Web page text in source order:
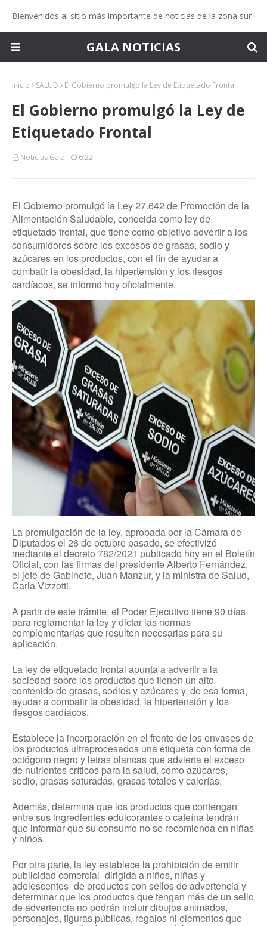
Bienvenidos al sitio más importante de noticias de la zona sur
GALA NOTICIAS
Inicio SALUD El Gobierno promulgó la Ley de Etiquetado Frontal
El Gobierno promulgó la Ley de
Etiquetado Frontal
Noticias Gala 6:22
El Gobierno promulgó la Ley 27.642 de Promoción de la
Alimentación Saludable, conocida como ley de
etiquetado frontal, que tiene como objetivo advertir a los
consumidores sobre los excesos de grasas, sodio y
azúcares en los productos, con el fin de ayudar a
combatir la obesidad, la hipertensión y los riesgos
cardíacos, se informó hoy oficialmente.
La promulgación de la ley, aprobada por la Cámara de
Diputados el 26 de octubre pasado, se efectivizó
mediante el decreto 782/2021 publicado hoy en el Boletín
Oficial, con las firmas del presidente Alberto Fernández,
el jefe de Gabinete, Juan Manzur, y la ministra de Salud,
Carla Vizzotti.
A partir de este trámite, el Poder Ejecutivo tiene 90 días
para reglamentar la ley y dictar las normas
complementarias que resulten necesarias para su
aplicación.
La ley de etiquetado frontal apunta a advertir a la
sociedad sobre los productos que tienen un alto
contenido de grasas, sodios y azúcares y, de esa forma,
ayudar a combatir la obesidad, la hipertensión y los
riesgos cardíacos.
Establece la incorporación en el frente de los envases de
los productos ultraprocesados una etiqueta con forma de
octógono negro y letras blancas que advierta el exceso
de nutrientes críticos para la salud, como azúcares,
sodio, grasas saturadas, grasas totales y calorías.
Además, determina que los productos que contengan
entre sus ingredientes edulcorantes o cafeína tendrán
que informar que su consumo no se recomienda en niñas
y niños.
Por otra parte, la ley establece la prohibición de emitir
publicidad comercial -dirigida a niños, niñas y
adolescentes- de productos con sellos de advertencia y
determinar que los productos que tengan más de un sello
de advertencia no podrán incluir dibujos animados,
personajes, figuras públicas, regalos ni elementos que